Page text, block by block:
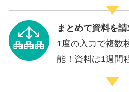
まとめて資料を請
1度の入力で複数
能！資料は1週間